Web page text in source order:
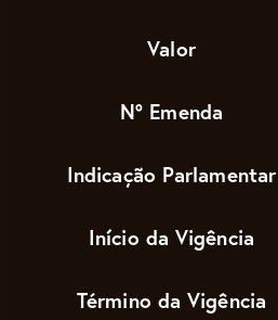
Valor
Nº Emenda
Indicação Parlamentar
Início da Vigência
Término da Vigência